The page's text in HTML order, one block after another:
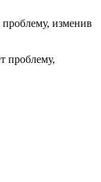
изменив
проблему,